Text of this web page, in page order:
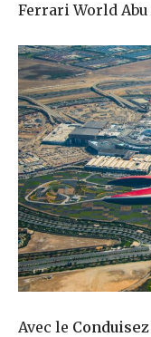
Ferrari World Abu
Avec le